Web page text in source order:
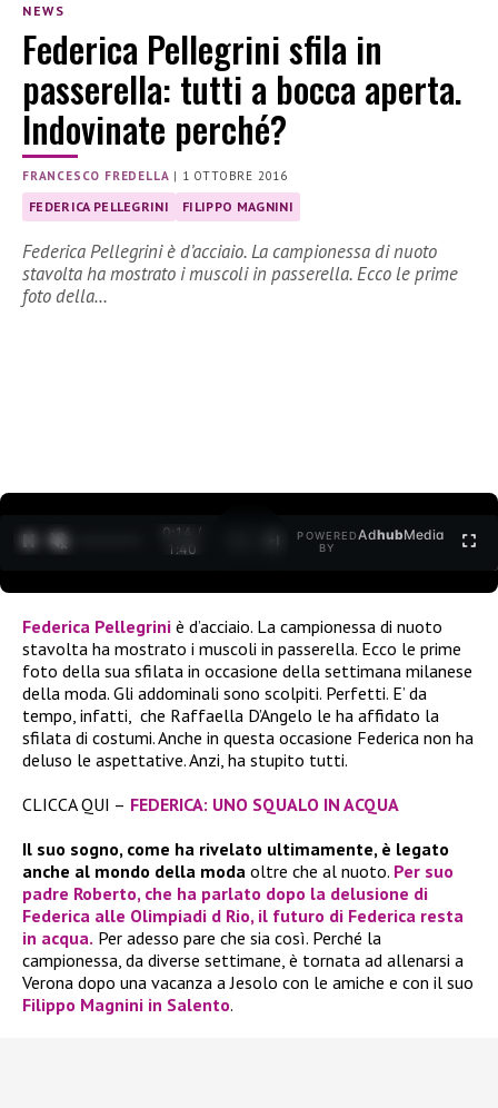
NEWS
Federica Pellegrini sfila in
passerella: tutti a bocca aperta.
Indovinate perché?
FRANCESCO FREDELLA | 1 OTTOBRE 2016
FEDERICA PELLEGRINI FILIPPO MAGNINI
Federica Pellegrini è d’acciaio. La campionessa di nuoto
stavolta ha mostrato i muscoli in passerella. Ecco le prime
foto della…
0:15 /
1:40
POWERED
BY
AdhubMedia
Federica Pellegrini è d’acciaio. La campionessa di nuoto
stavolta ha mostrato i muscoli in passerella. Ecco le prime
foto della sua sfilata in occasione della settimana milanese
della moda. Gli addominali sono scolpiti. Perfetti. E’ da
tempo, infatti, che Raffaella D’Angelo le ha affidato la
sfilata di costumi. Anche in questa occasione Federica non ha
deluso le aspettative. Anzi, ha stupito tutti.
CLICCA QUI – FEDERICA: UNO SQUALO IN ACQUA
Il suo sogno, come ha rivelato ultimamente, è legato
anche al mondo della moda oltre che al nuoto. Per suo
padre Roberto, che ha parlato dopo la delusione di
Federica alle Olimpiadi d Rio, il futuro di Federica resta
in acqua. Per adesso pare che sia così. Perché la
campionessa, da diverse settimane, è tornata ad allenarsi a
Verona dopo una vacanza a Jesolo con le amiche e con il suo
Filippo Magnini in Salento.